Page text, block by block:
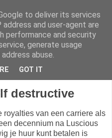
destructive
royalties van een carriere als
decennium na Luscious
je huur kunt betalen is
to deliver its services
and user-agent are
performance and security
generate usage
abuse.
GOT IT